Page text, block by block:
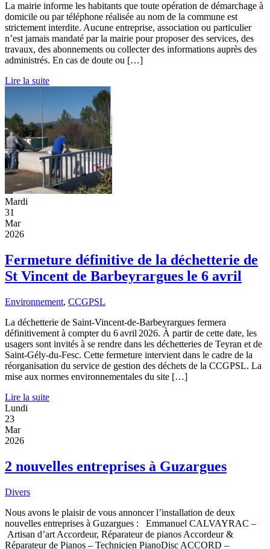
La mairie informe les habitants que toute opération de démarchage à
domicile ou par téléphone réalisée au nom de la commune est
strictement interdite. Aucune entreprise, association ou particulier
n’est jamais mandaté par la mairie pour proposer des services, des
travaux, des abonnements ou collecter des informations auprès des
administrés. En cas de doute ou […]
Lire la suite
Mardi
31
Mar
2026
Fermeture définitive de la déchetterie de
St Vincent de Barbeyrargues le 6 avril
Environnement, CCGPSL
La déchetterie de Saint-Vincent-de-Barbeyrargues fermera
définitivement à compter du 6 avril 2026. À partir de cette date, les
usagers sont invités à se rendre dans les déchetteries de Teyran et de
Saint-Gély-du-Fesc. Cette fermeture intervient dans le cadre de la
réorganisation du service de gestion des déchets de la CCGPSL. La
mise aux normes environnementales du site […]
Lire la suite
Lundi
23
Mar
2026
2 nouvelles entreprises à Guzargues
Divers
Nous avons le plaisir de vous annoncer l’installation de deux
nouvelles entreprises à Guzargues : Emmanuel CALVAYRAC –
Artisan d’art Accordeur, Réparateur de pianos Accordeur &
Réparateur de Pianos – Technicien PianoDisc ACCORD –